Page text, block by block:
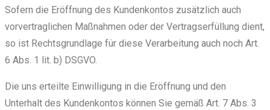
Sofern die Eröffnung des Kundenkontos zusätzlich auch
vorvertraglichen Maßnahmen oder der Vertragserfüllung dient,
so ist Rechtsgrundlage für diese Verarbeitung auch noch Art.
6 Abs. 1 lit. b) DSGVO.
Die uns erteilte Einwilligung in die Eröffnung und den
Unterhalt des Kundenkontos können Sie gemäß Art. 7 Abs. 3